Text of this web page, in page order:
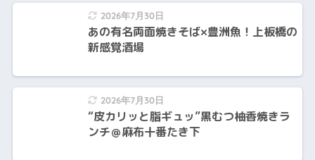
2026年7月30日
あの有名両面焼きそば×豊洲魚！上板橋の
新感覚酒場
2026年7月30日
“皮カリッと脂ギュッ”黒むつ柚香焼きラ
ンチ＠麻布十番たき下